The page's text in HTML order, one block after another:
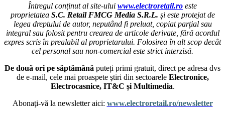
Întregul conținut al site-ului www.electroretail.ro este
proprietatea S.C. Retail FMCG Media S.R.L. și este protejat de
legea dreptului de autor, neputând fi preluat, copiat parțial sau
integral sau folosit pentru crearea de articole derivate, fără acordul
expres scris în prealabil al proprietarului. Folosirea în alt scop decât
cel personal sau non-comercial este strict interzisă.
De două ori pe săptămână puteți primi gratuit, direct pe adresa dvs
de e-mail, cele mai proaspete ştiri din sectoarele Electronice,
Electrocasnice, IT&C și Multimedia.
Abonaţi-vă la newsletter aici: www.electroretail.ro/newsletter